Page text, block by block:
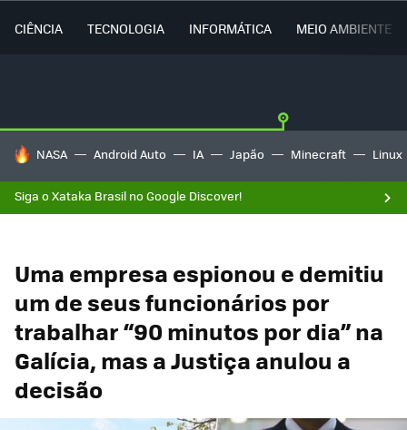
CIÊNCIA TECNOLOGIA INFORMÁTICA MEIO AMBIENTE
TENDÊNCIAS DO DIA
NASA Android Auto IA Japão Minecraft Linux
Siga o Xataka Brasil no Google Discover!
Uma empresa espionou e demitiu
um de seus funcionários por
trabalhar “90 minutos por dia” na
Galícia, mas a Justiça anulou a
decisão